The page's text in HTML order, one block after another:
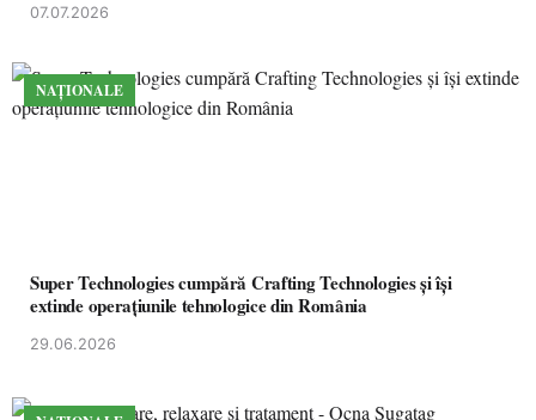
07.07.2026
NAȚIONALE
Super Technologies cumpără Crafting Technologies și își
extinde operațiunile tehnologice din România
29.06.2026